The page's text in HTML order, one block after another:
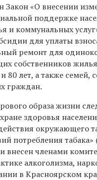
Закон «О внесении
поддержке
и коммунальных
для уплаты
ремонт для
собственников
и 80 лет, а также семей,
граждан.
образа жизни
здоровья
окружающего
потребления
внесен членами
алкоголизма,
в Красноярском